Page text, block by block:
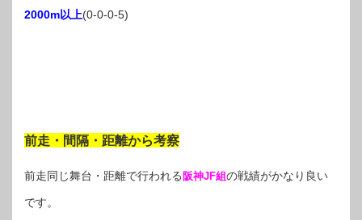
2000m以上(0-0-0-5)
前走・間隔・距離から考察
前走同じ舞台・距離で行われる 阪神JF組の戦績がかなり良い
です。